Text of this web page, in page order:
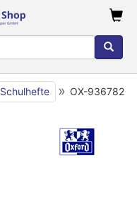
Schulhefte » OX-936782